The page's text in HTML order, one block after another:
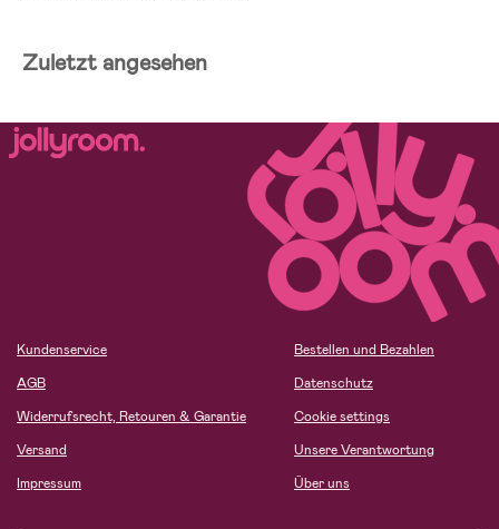
Zuletzt angesehen
Kundenservice
AGB
Widerrufsrecht, Retouren & Garantie
Versand
Impressum
Bestellen und Bezahlen
Datenschutz
Cookie settings
Unsere Verantwortung
Über uns